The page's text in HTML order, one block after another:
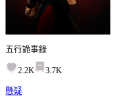
五行詭事錄
2.2K 3.7K
懸疑